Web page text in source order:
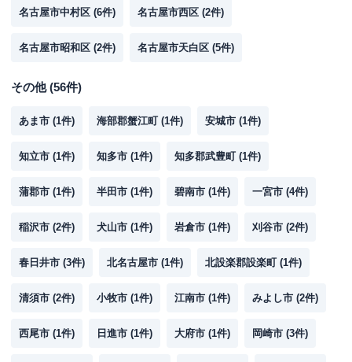
名古屋市中村区 (6件) 名古屋市西区 (2件)
名古屋市昭和区 (2件) 名古屋市天白区 (5件)
その他(56件)
あま市 (1件) 海部郡蟹江町 (1件) 安城市 (1件)
知立市 (1件) 知多市 (1件) 知多郡武豊町 (1件)
蒲郡市 (1件) 半田市 (1件) 碧南市 (1件) 一宮市 (4件)
稲沢市 (2件) 犬山市 (1件) 岩倉市 (1件) 刈谷市 (2件)
春日井市 (3件) 北名古屋市 (1件) 北設楽郡設楽町 (1件)
清須市 (2件) 小牧市 (1件) 江南市 (1件) みよし市 (2件)
西尾市 (1件) 日進市 (1件) 大府市 (1件) 岡崎市 (3件)